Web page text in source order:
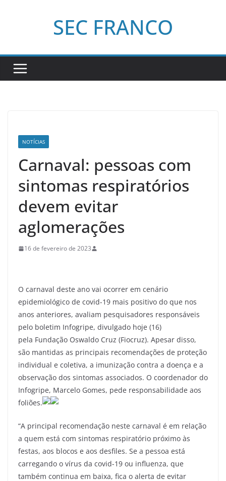
SEC FRANCO
NOTÍCIAS
Carnaval: pessoas com
sintomas respiratórios
devem evitar
aglomerações
16 de fevereiro de 2023
O carnaval deste ano vai ocorrer em cenário
epidemiológico de covid-19 mais positivo do que nos
anos anteriores, avaliam pesquisadores responsáveis
pelo boletim Infogripe, divulgado hoje (16)
pela Fundação Oswaldo Cruz (Fiocruz). Apesar disso,
são mantidas as principais recomendações de proteção
individual e coletiva, a imunização contra a doença e a
observação dos sintomas associados. O coordenador do
Infogripe, Marcelo Gomes, pede responsabilidade aos
foliões.
“A principal recomendação neste carnaval é em relação
a quem está com sintomas respiratório próximo às
festas, aos blocos e aos desfiles. Se a pessoa está
carregando o vírus da covid-19 ou influenza, que
também continua em baixa, fica o alerta de evitar